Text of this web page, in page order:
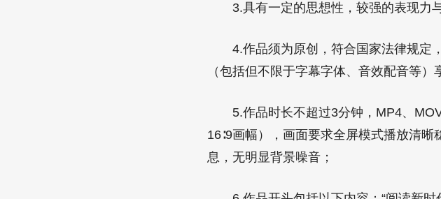
3.具有一定的思想性，较强的表现力与
4.作品须为原创，符合国家法律规定
（包括但不限于字幕字体、音效配音等）
5.作品时长不超过3分钟，MP4、MOV
16∶9画幅），画面要求全屏模式播放清
息，无明显背景噪音；